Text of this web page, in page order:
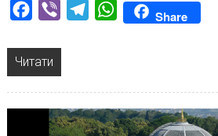
Facebook
Viber TelegramWhatsAppShare
Читати